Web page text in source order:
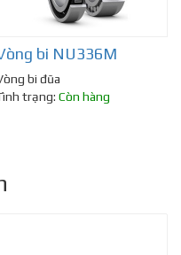
bi NU336M
bi đũa
trạng: Còn hàng